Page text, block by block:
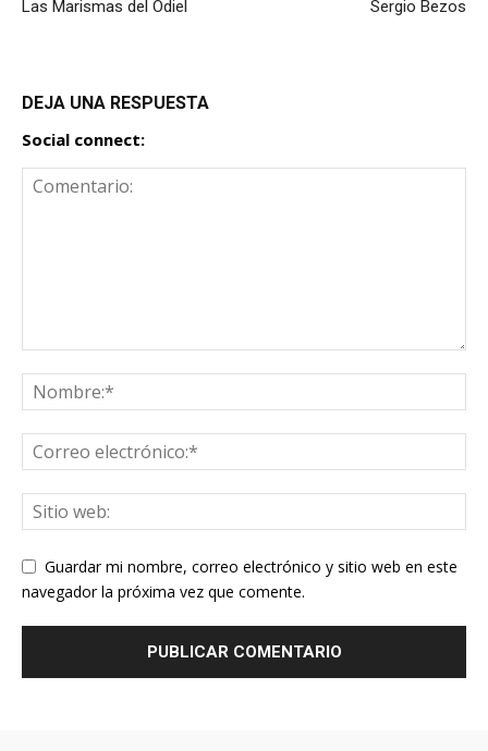
Las Marismas del Odiel Sergio Bezos
DEJA UNA RESPUESTA
Social connect:
Guardar mi nombre, correo electrónico y sitio web en este
navegador la próxima vez que comente.